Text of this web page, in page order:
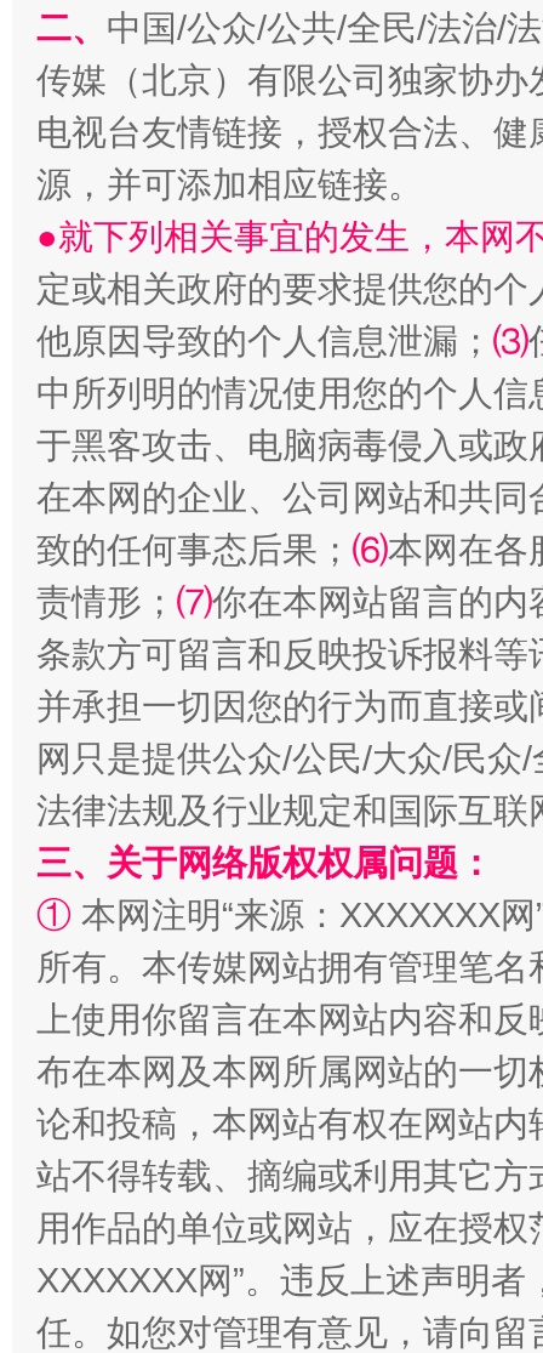
揭批美国五大"原罪" "炒
站台名比不上好声名
二、 中国/公众/公共/全民/法治/
传媒（北京）有限公司独家协
电视台友情链接，授权合法、
源，并可添加相应链接。
●就下列相关事宜的发生，本网
定或相关政府的要求提供您的个
他原因导致的个人信息泄漏； ⑶
中所列明的情况使用您的个人
于黑客攻击、电脑病毒侵入或
在本网的企业、公司网站和共
致的任何事态后果； ⑹本网在各
责情形； ⑺你在本网站留言的内
条款方可留言和反映投诉报料
并承担一切因您的行为而直接
网只是提供公众/公民/大众/民
法律法规及行业规定和国际互
三、关于网络版权权属问题：
① 本网注明“来源：XXXXXXX
所有。本传媒网站拥有管理笔
上使用你留言在本网站内容和
布在本网及本网所属网站的一
论和投稿，本网站有权在网站
站不得转载、摘编或利用其它
用作品的单位或网站，应在授
XXXXXXX网”。违反上述声明
任。如您对管理有意见，请向